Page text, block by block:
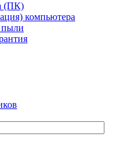
(ПК)
компьютера
пыли